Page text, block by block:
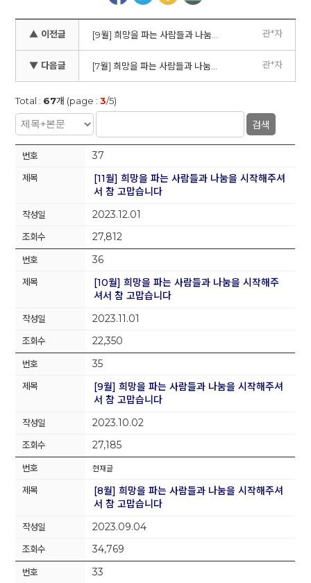
▲ 이전글 관*자
▼ 다음글 관*자
Total : 67개 (page :3/5)
검색
37
[11월] 희망을 파는 사람들과 나눔을 시작해주셔
서 참 고맙습니다
2023.12.01
27,812
36
[10월] 희망을 파는 사람들과 나눔을 시작해주
셔서 참 고맙습니다
2023.11.01
22,350
35
[9월] 희망을 파는 사람들과 나눔을 시작해주셔
서 참 고맙습니다
2023.10.02
27,185
현재글
[8월] 희망을 파는 사람들과 나눔을 시작해주셔
서 참 고맙습니다
2023.09.04
34,769
33